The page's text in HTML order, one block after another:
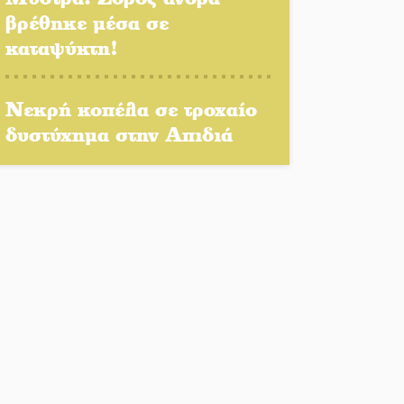
Πολιτισμός και παράδοση
δίνουν ραντεβού στην
Η Σοχά ετοιμάζεται για ένα
δυναμικό καλοκαιρινό party
βρέθηκε μέσα σε
καταψύκτη!
Νεκρή κοπέλα σε τροχαίο
δυστύχημα στην Απιδιά